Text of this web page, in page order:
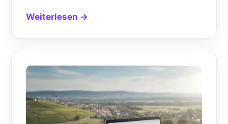
Weiterlesen →